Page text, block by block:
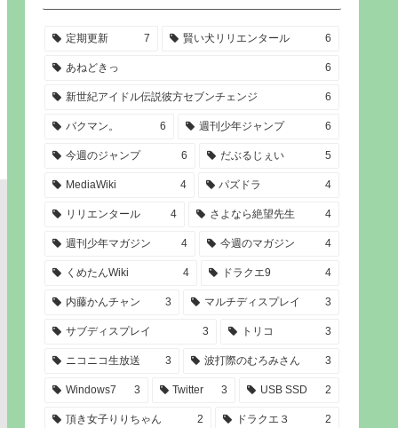
定期更新 7 賢い犬リリエンタール 6
あねどきっ 6
新世紀アイドル伝説彼方セブンチェンジ 6
バクマン。 6 週刊少年ジャンプ 6
今週のジャンプ 6 だぶるじぇい 5
MediaWiki 4 パズドラ 4
リリエンタール 4 さよなら絶望先生 4
週刊少年マガジン 4 今週のマガジン 4
くめたんWiki 4 ドラクエ9 4
内藤かんチャン 3 マルチディスプレイ 3
サブディスプレイ 3 トリコ 3
ニコニコ生放送 3 波打際のむろみさん 3
Windows7 3 Twitter 3 USB SSD 2
頂き女子りりちゃん 2 ドラクエ３ 2